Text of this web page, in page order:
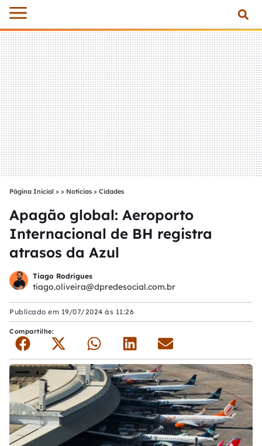
Página Inicial > Notícias > Cidades
Apagão global: Aeroporto
Internacional de BH registra
atrasos da Azul
Tiago Rodrigues
tiago.oliveira@dpredesocial.com.br
Publicado em 19/07/2024 às 11:26
Compartilhe: